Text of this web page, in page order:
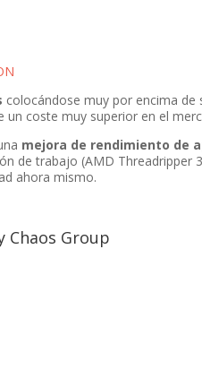
colocándose muy por encima de
un coste muy superior en el
mejora de rendimiento de
de trabajo (AMD Threadripper
ahora mismo.
Chaos Group